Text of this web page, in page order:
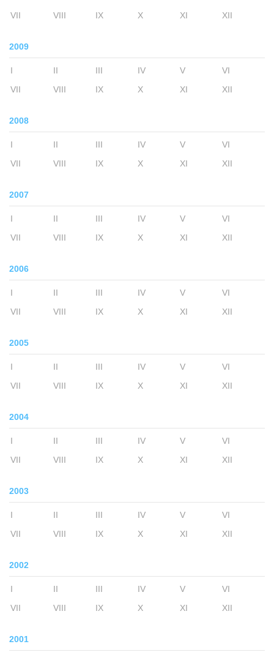
VII
VIII IX X XI XII
2009
I II III IV V
VI
VII
VIII IX X XI XII
2008
I II III IV V
VI
VII
VIII IX X XI XII
2007
I II III IV V
VI
VII
VIII IX X XI XII
2006
I II III IV V
VI
VII
VIII IX X XI XII
2005
I II III IV V
VI
VII
VIII IX X XI XII
2004
I II III IV V
VI
VII
VIII IX X XI XII
2003
I II III IV V
VI
VII
VIII IX X XI XII
2002
I II III IV V
VI
VII
VIII IX X XI XII
2001